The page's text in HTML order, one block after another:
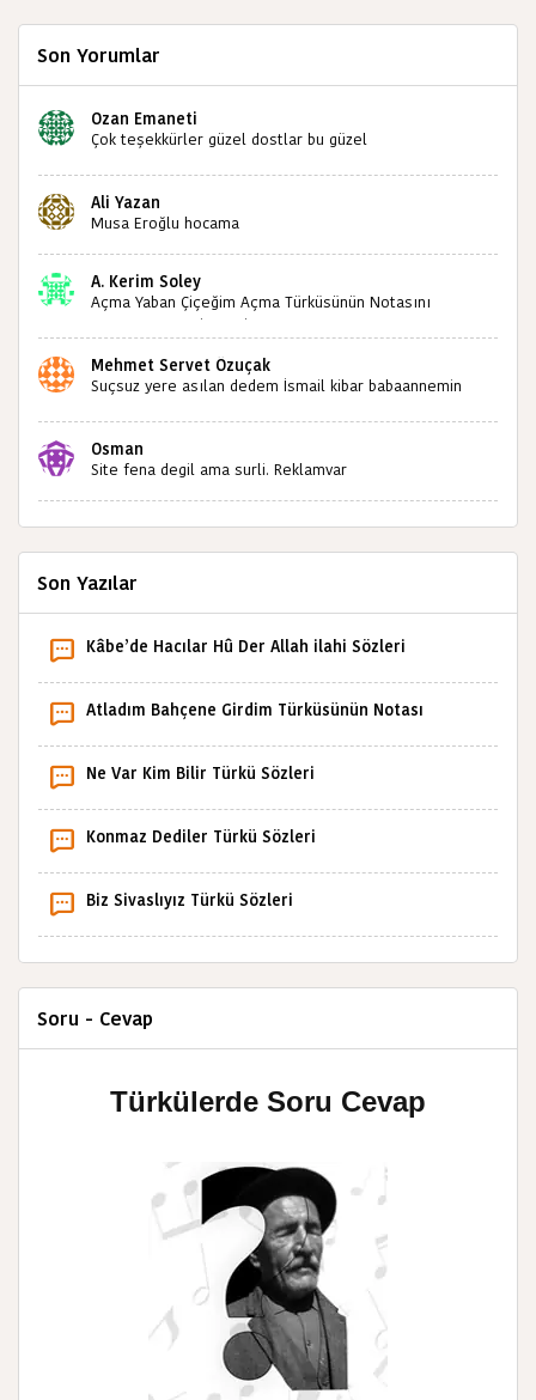
Son Yorumlar
Ozan Emaneti
Çok teşekkürler güzel dostlar bu güzel
sizlerin sayesinde türkülerimiz ölmeyecektir tekrar
teşekkürler saygılarımla
Ali Yazan
Musa Eroğlu hocama
A. Kerim Soley
Açma Yaban Çiçeğim Açma Türküsünün Notasını
Bulabilir miyiz ?İlginiz İçin Şimdiden Teşekkürler.
Mehmet Servet Özuçak
Suçsuz yere asılan dedem İsmail kibar babaannemin
Osman
Site fena degil ama surli. Reklamvar
Son Yazılar
Kâbe’de Hacılar Hû Der Allah ilahi Sözleri
Atladım Bahçene Girdim Türküsünün Notası
Ne Var Kim Bilir Türkü Sözleri
Konmaz Dediler Türkü Sözleri
Biz Sivaslıyız Türkü Sözleri
Soru - Cevap
Türkülerde Soru Cevap